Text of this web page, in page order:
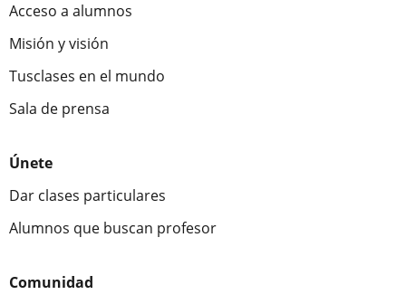
Acceso a alumnos
Misión y visión
Tusclases en el mundo
Sala de prensa
Únete
Dar clases particulares
Alumnos que buscan profesor
Comunidad